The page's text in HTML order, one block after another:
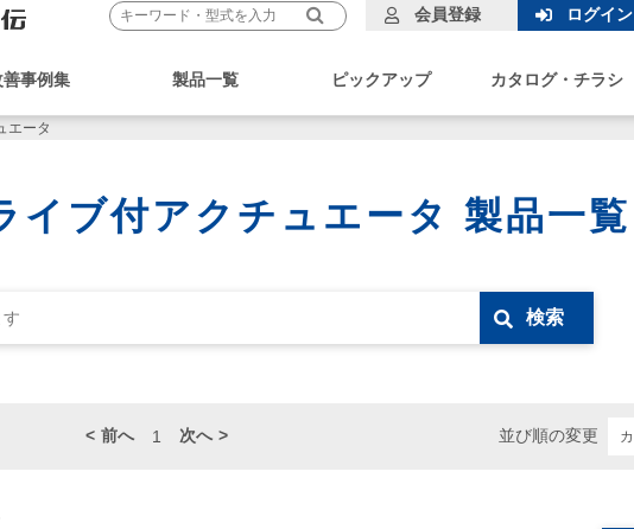
善事例集 製品一覧 ピックアップ カタログ・チラシ
会員登録 ログイン
エータ
イブ付アクチュエータ 製品一覧
検索
前へ 1 次へ 並び順の変更